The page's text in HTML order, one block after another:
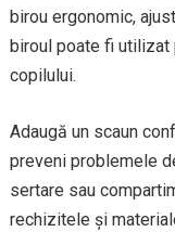
birou ergonomic,
biroul poate fi utilizat
copilului.
Adaugă un scaun
preveni problemele
sertare sau
rechizitele și